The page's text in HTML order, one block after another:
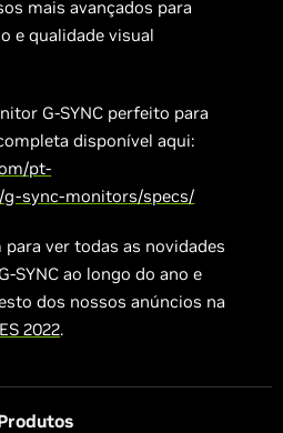
mais avançados para
e qualidade visual
G-SYNC perfeito para
disponível aqui:
pt-
sync-monitors/specs/
para ver todas as novidades
SYNC ao longo do ano e
dos nossos anúncios na
2022.